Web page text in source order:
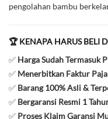
pengolahan bambu
🏆 KENAPA HARUS BELI
✅ Harga Sudah Termasuk
✅ Menerbitkan Faktur
✅ Barang 100% Asli &
✅ Bergaransi Resmi 1
✅ Proses Klaim Garansi